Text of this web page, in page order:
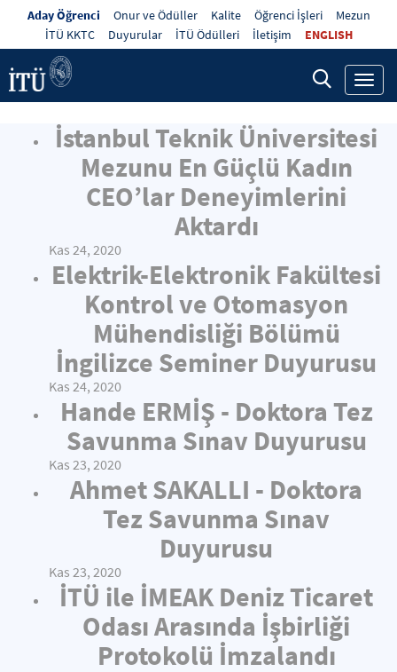
Aday Öğrenci Onur ve Ödüller Kalite Öğrenci İşleri
Mezun
İTÜ KKTC
Duyurular İTÜ Ödülleri İletişim ENGLISH
İstanbul Teknik Üniversitesi
Mezunu En Güçlü Kadın
CEO’lar Deneyimlerini
Aktardı
Kas 24, 2020
Elektrik-Elektronik Fakültesi
Kontrol ve Otomasyon
Mühendisliği Bölümü
İngilizce Seminer Duyurusu
Kas 24, 2020
Hande ERMİŞ - Doktora Tez
Savunma Sınav Duyurusu
Kas 23, 2020
Ahmet SAKALLI - Doktora
Tez Savunma Sınav
Duyurusu
Kas 23, 2020
İTÜ ile İMEAK Deniz Ticaret
Odası Arasında İşbirliği
Protokolü İmzalandı